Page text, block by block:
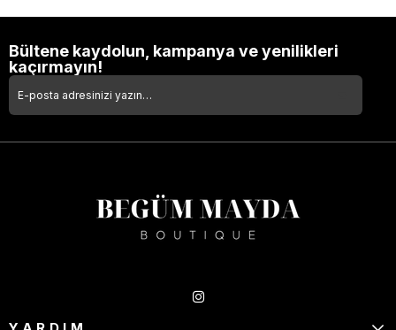
Bültene kaydolun, kampanya ve yenilikleri
kaçırmayın!